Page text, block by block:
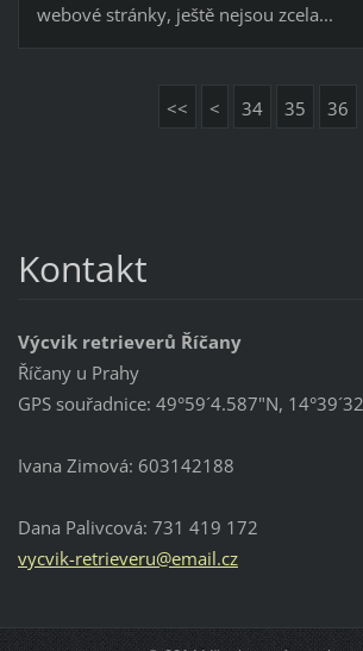
webové stránky, ještě nejsou zcela...
<< < 34 35 36
Kontakt
Výcvik retrieverů Říčany
Říčany u Prahy
GPS souřadnice: 49°59´4.587"N,
Ivana Zimová: 603142188
Dana Palivcová: 731 419 172
vycvik-retrieveru@email.cz